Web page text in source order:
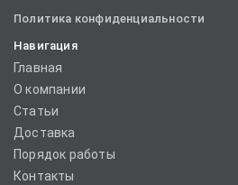
Политика конфиденциальности
Навигация
Главная
О компании
Статьи
Доставка
Порядок работы
Контакты